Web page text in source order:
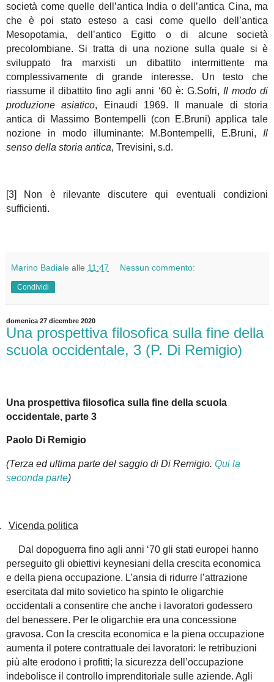
società come quelle dell’antica India o dell’antica Cina, ma
che è poi stato esteso a casi come quello dell’antica
Mesopotamia, dell’antico Egitto o di alcune società
precolombiane. Si tratta di una nozione sulla quale si è
sviluppato fra marxisti un dibattito intermittente ma
complessivamente di grande interesse. Un testo che
riassume il dibattito fino agli anni ‘60 è: G.Sofri, Il modo di
produzione asiatico, Einaudi 1969. Il manuale di storia
antica di Massimo Bontempelli (con E.Bruni) applica tale
nozione in modo illuminante: M.Bontempelli, E.Bruni, Il
senso della storia antica, Trevisini, s.d.
[3] Non è rilevante discutere qui eventuali condizioni
sufficienti.
Marino Badiale alle 11:47 Nessun commento:
Condividi
domenica 27 dicembre 2020
Una prospettiva filosofica sulla fine della
scuola occidentale, 3 (P. Di Remigio)
Una prospettiva filosofica sulla fine della scuola
occidentale, parte 3
Paolo Di Remigio
(Terza ed ultima parte del saggio di Di Remigio. Qui la
seconda parte)
Vicenda politica
Dal dopoguerra fino agli anni ‘70 gli stati europei hanno
perseguito gli obiettivi keynesiani della crescita economica
e della piena occupazione. L’ansia di ridurre l’attrazione
esercitata dal mito sovietico ha spinto le oligarchie
occidentali a consentire che anche i lavoratori godessero
del benessere. Per le oligarchie era una concessione
gravosa. Con la crescita economica e la piena occupazione
aumenta il potere contrattuale dei lavoratori: le retribuzioni
più alte erodono i profitti; la sicurezza dell’occupazione
indebolisce il controllo imprenditoriale sulle aziende. Agli